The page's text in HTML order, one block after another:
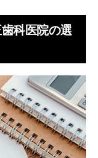
較検討しよう
リニック15医
町矯正歯科
ンコ矯正歯科：銀
科医院の選